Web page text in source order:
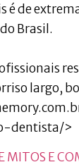
é de
Brasil.
largo,
dentista/>
MITOS E